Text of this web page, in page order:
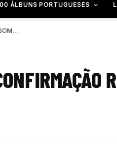
ÁLBUNS PORTUGUESES
YELLOW CLAW: PRIMEIRA CONFIRMAÇÃO RFM SOMNII 2018